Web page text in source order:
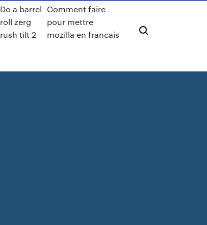
Do a barrel
roll zerg
rush tilt 2
Comment faire
pour mettre
mozilla en francais